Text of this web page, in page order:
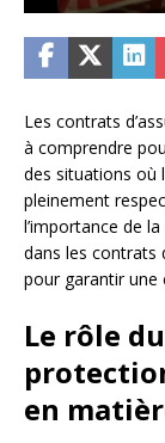
Les contrats
à comprendre
des situations où
pleinement
l’importance de
dans les contrats
pour garantir une
Le rôle
en